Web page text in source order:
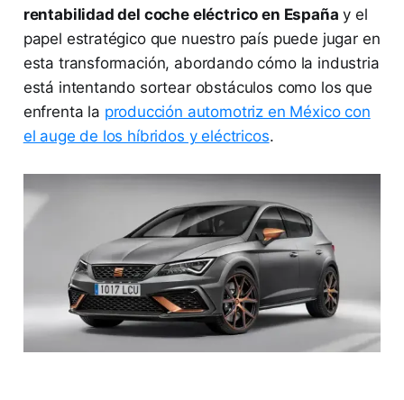
rentabilidad del coche eléctrico en España y el
papel estratégico que nuestro país puede jugar en
esta transformación, abordando cómo la industria
está intentando sortear obstáculos como los que
enfrenta la producción automotriz en México con
el auge de los híbridos y eléctricos.